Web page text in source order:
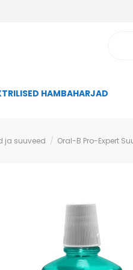
HAMBAHARJAD
ja suuveed Oral-B Pro-Expert